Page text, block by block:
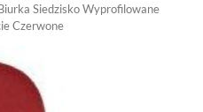
Siedzisko Wyprofilowane
Czerwone